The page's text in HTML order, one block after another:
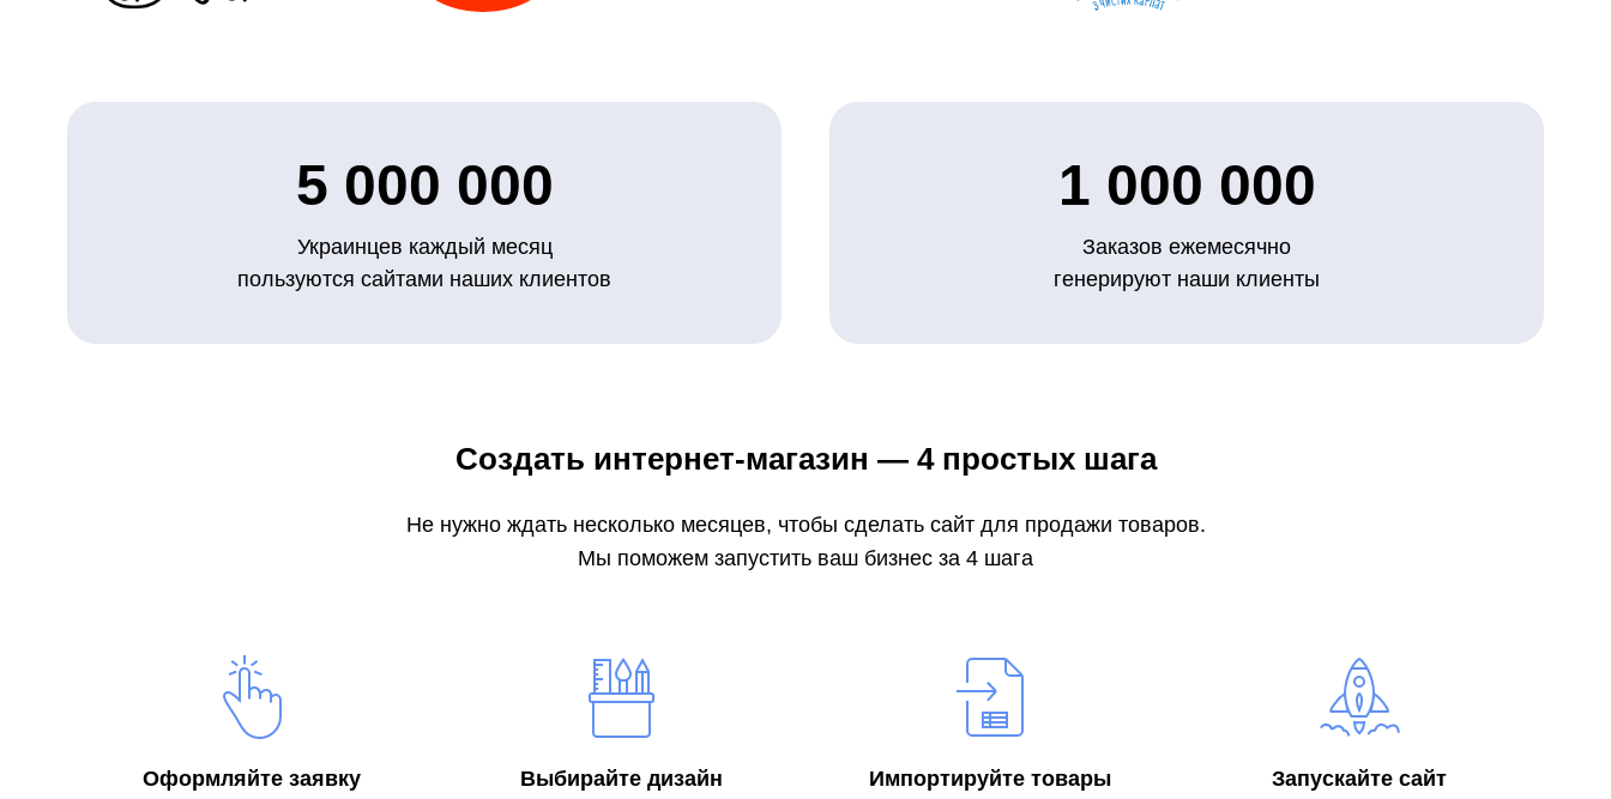
5 000 000
Украинцев каждый месяц
пользуются сайтами наших клиентов
1 000 000
Заказов ежемесячно
генерируют наши клиенты
Создать интернет-магазин — 4 простых шага
Не нужно ждать несколько месяцев, чтобы сделать сайт для продажи товаров.
Мы поможем запустить ваш бизнес за 4 шага
Оформляйте заявку Выбирайте дизайн Импортируйте товары Запускайте сайт